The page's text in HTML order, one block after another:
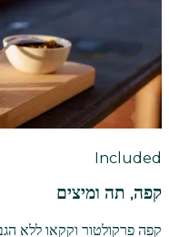
Included
קפה, תה ומיצים